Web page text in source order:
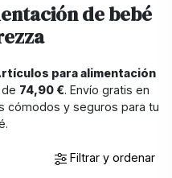
de bebé
para alimentación
74,90 €. Envío gratis en
cómodos y seguros para tu
Filtrar y ordenar